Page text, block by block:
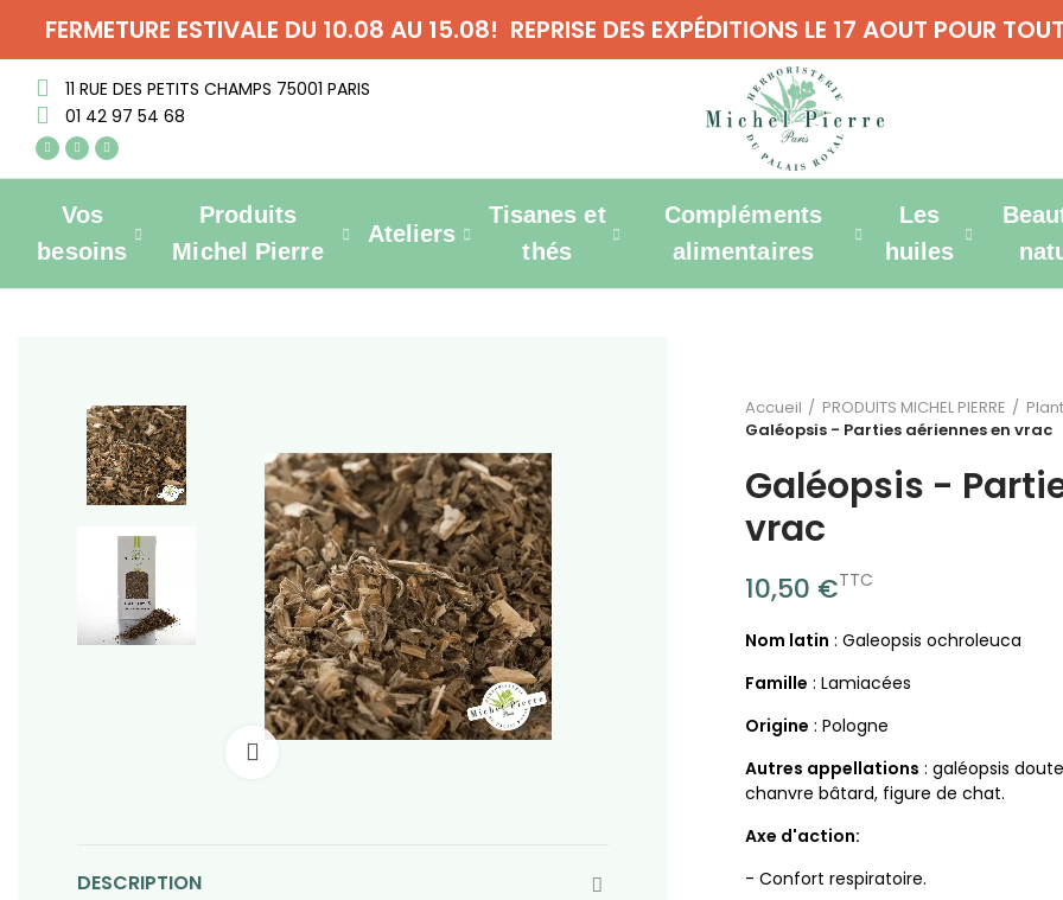
FERMETURE ESTIVALE DU 10.08 AU 15.08! REPRISE DES EXPÉDITIONS LE 17 AOUT POUR
11 RUE DES PETITS CHAMPS 75001 PARIS
01 42 97 54 68
Vos
besoins
Produits
Michel Pierre
Ateliers
Tisanes et
thés
Compléments
alimentaires
Les
huiles
DESCRIPTION
Accueil PRODUITS MICHEL PIERRE
Galéopsis - Parties aériennes en vrac
Galéopsis -
vrac
10,50 €TTC
Nom latin : Galeopsis ochroleuca
Famille : Lamiacées
Origine : Pologne
Autres appellations : galéopsis
chanvre bâtard, figure de chat.
Axe d'action:
- Confort respiratoire.